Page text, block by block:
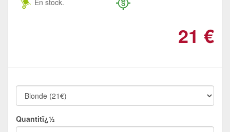
21 €
Quantitï¿½